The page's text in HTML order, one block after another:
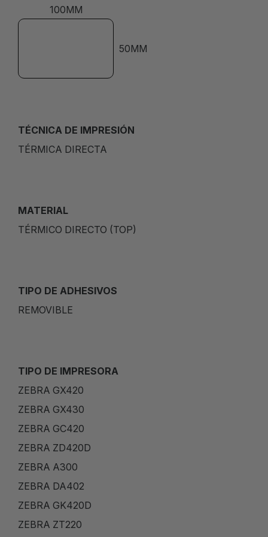
100MM
50MM
TÉCNICA DE IMPRESIÓN
TÉRMICA DIRECTA
MATERIAL
TÉRMICO DIRECTO (TOP)
TIPO DE ADHESIVOS
REMOVIBLE
TIPO DE IMPRESORA
ZEBRA GX420
ZEBRA GX430
ZEBRA GC420
ZEBRA ZD420D
ZEBRA A300
ZEBRA DA402
ZEBRA GK420D
ZEBRA ZT220